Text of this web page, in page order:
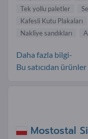
Tek yollu paletler
Kafesli Kutu Plakaları
Nakliye sandıkları
Daha fazla bilgi-
Bu satıcıdan ürünler
Mostostal